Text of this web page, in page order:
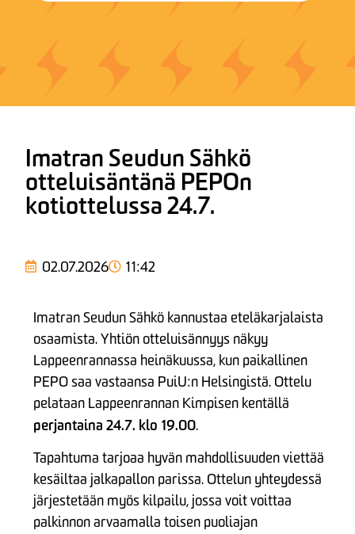
Imatran Seudun Sähkö
otteluisäntänä PEPOn
kotiottelussa 24.7.
02.07.2026 11:42
Imatran Seudun Sähkö kannustaa eteläkarjalaista
osaamista. Yhtiön otteluisännyys näkyy
Lappeenrannassa heinäkuussa, kun paikallinen
PEPO saa vastaansa PuiU:n Helsingistä. Ottelu
pelataan Lappeenrannan Kimpisen kentällä
perjantaina 24.7. klo 19.00.
Tapahtuma tarjoaa hyvän mahdollisuuden viettää
kesäiltaa jalkapallon parissa. Ottelun yhteydessä
järjestetään myös kilpailu, jossa voit voittaa
palkinnon arvaamalla toisen puoliajan